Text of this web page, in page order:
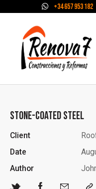
+34 657 953 182
STONE-COATED STEEL
Client
Date
Author